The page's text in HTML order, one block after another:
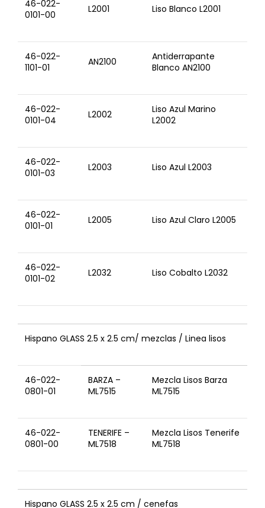
46-022-
0101-00
L2001 Liso Blanco L2001
46-022-
1101-01
AN2100
Antiderrapante
Blanco AN2100
46-022-
0101-04
L2002
Liso Azul Marino
L2002
46-022-
0101-03
L2003 Liso Azul L2003
46-022-
0101-01
L2005 Liso Azul Claro L2005
46-022-
0101-02
L2032 Liso Cobalto L2032
Hispano GLASS 2.5 x 2.5 cm/ mezclas / Linea lisos
46-022-
0801-01
BARZA –
ML7515
Mezcla Lisos Barza
ML7515
46-022-
0801-00
TENERIFE –
ML7518
Mezcla Lisos Tenerife
ML7518
Hispano GLASS 2.5 x 2.5 cm / cenefas